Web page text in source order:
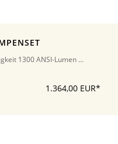
1300 ANSI-Lumen ...
1.364,00 EUR*